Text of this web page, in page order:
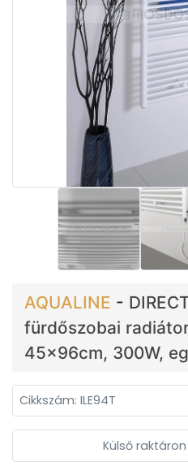
AQUALINE -
fürdőszobai
45x96cm, 300W,
Cikkszám: ILE94T
Külső